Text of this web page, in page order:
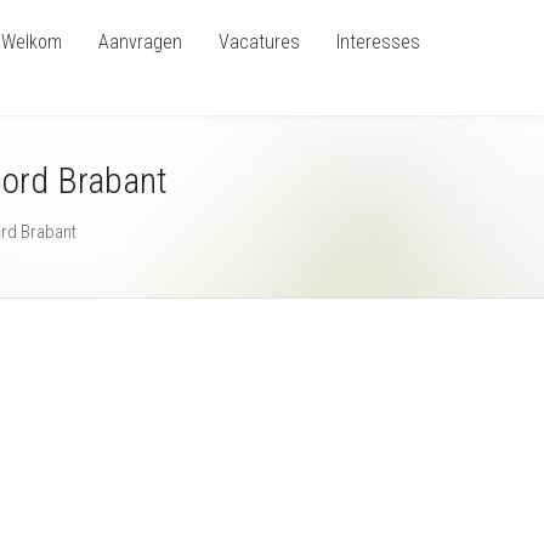
Welkom Aanvragen Vacatures Interesses
Brabant
Brabant